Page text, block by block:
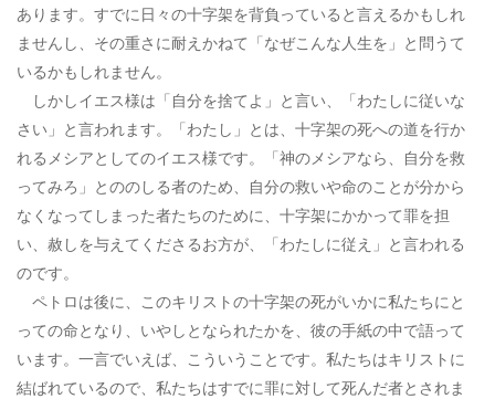
あります。すでに日々の十字架を背負っていると言えるかもしれ
ませんし、その重さに耐えかねて「なぜこんな人生を」と問うて
いるかもしれません。
しかしイエス様は「自分を捨てよ」と言い、「わたしに従いな
さい」と言われます。「わたし」とは、十字架の死への道を行か
れるメシアとしてのイエス様です。「神のメシアなら、自分を救
ってみろ」とののしる者のため、自分の救いや命のことが分から
なくなってしまった者たちのために、十字架にかかって罪を担
い、赦しを与えてくださるお方が、「わたしに従え」と言われる
のです。
ペトロは後に、このキリストの十字架の死がいかに私たちにと
っての命となり、いやしとなられたかを、彼の手紙の中で語って
います。一言でいえば、こういうことです。私たちはキリストに
結ばれているので、私たちはすでに罪に対して死んだ者とされま